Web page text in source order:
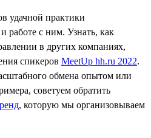
удачной практики
работе с ним. Узнать, как
в других компаниях,
спикеров MeetUp hh.ru 2022.
обмена опытом или
советуем обратить
, которую мы организовываем